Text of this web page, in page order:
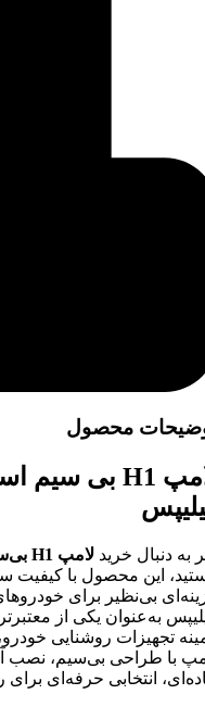
محصول
به دنبال خرید لامپ
بی‌سیم
این محصول با کیفیت
بی‌نظیر برای
به‌عنوان یکی از
تجهیزات روشنایی
با طراحی بی‌سیم، نصب
انتخابی حرفه‌ای